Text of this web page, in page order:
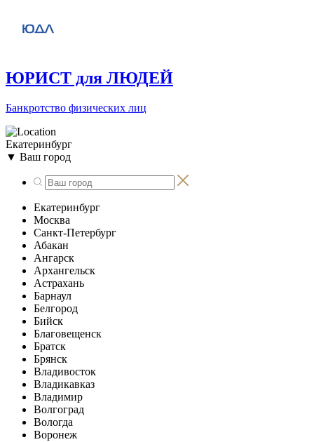
ЮРИСТ для ЛЮДЕЙ
Банкротство физических лиц
Екатеринбург
▼ Ваш город
Екатеринбург
Москва
Санкт-Петербург
Абакан
Ангарск
Архангельск
Астрахань
Барнаул
Белгород
Бийск
Благовещенск
Братск
Брянск
Владивосток
Владикавказ
Владимир
Волгоград
Вологда
Воронеж